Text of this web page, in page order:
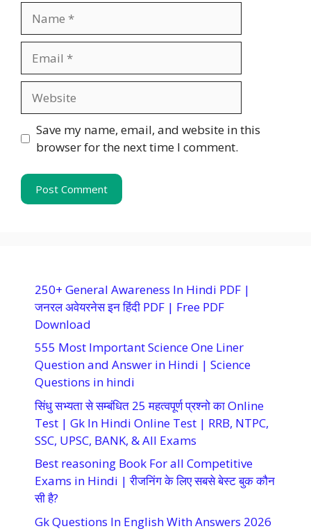
Save my name, email, and website in this
browser for the next time I comment.
250+ General Awareness In Hindi PDF |
जनरल अवेयरनेस इन हिंदी PDF | Free PDF
Download
555 Most Important Science One Liner
Question and Answer in Hindi | Science
Questions in hindi
सिंधु सभ्यता से सम्बंधित 25 महत्वपूर्ण प्रश्नो का Online
Test | Gk In Hindi Online Test | RRB, NTPC,
SSC, UPSC, BANK, & All Exams
Best reasoning Book For all Competitive
Exams in Hindi | रीजनिंग के लिए सबसे बेस्ट बुक कौन
सी है?
Gk Questions In English With Answers 2026